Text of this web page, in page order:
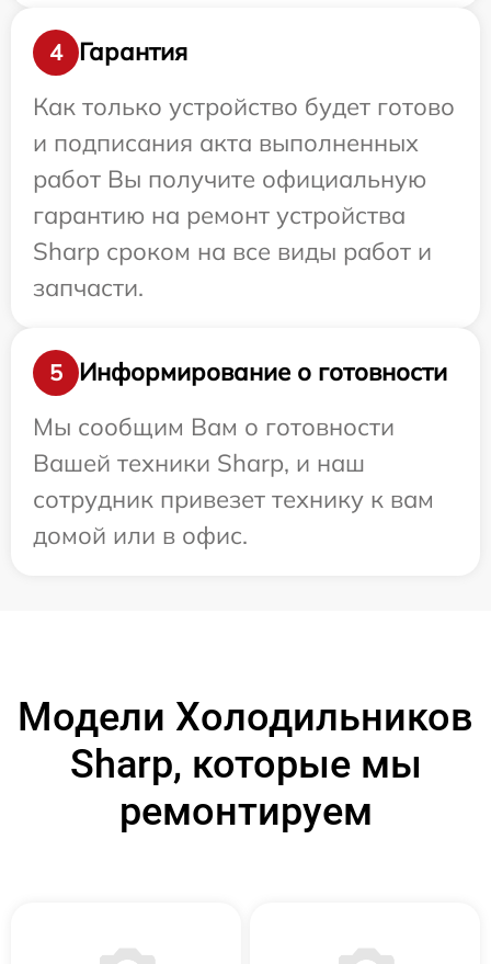
4
Гарантия
Как только устройство будет готово
и подписания акта выполненных
работ Вы получите официальную
гарантию на ремонт устройства
Sharp сроком на все виды работ и
запчасти.
5
Информирование о готовности
Мы сообщим Вам о готовности
Вашей техники Sharp, и наш
сотрудник привезет технику к вам
домой или в офис.
Модели Холодильников
Sharp, которые мы
ремонтируем